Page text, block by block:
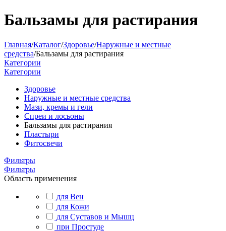
Бальзамы для растирания
Главная/Каталог/Здоровье/Наружные и местные
средства/Бальзамы для растирания
Категории
Категории
Здоровье
Наружные и местные средства
Мази, кремы и гели
Спреи и лосьоны
Бальзамы для растирания
Пластыри
Фитосвечи
Фильтры
Фильтры
Область применения
для Вен
для Кожи
для Суставов и Мышц
при Простуде